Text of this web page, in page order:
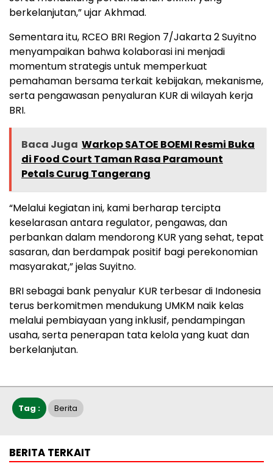
berkelanjutan,” ujar Akhmad.
Sementara itu, RCEO BRI Region 7/Jakarta 2 Suyitno
menyampaikan bahwa kolaborasi ini menjadi
momentum strategis untuk memperkuat
pemahaman bersama terkait kebijakan, mekanisme,
serta pengawasan penyaluran KUR di wilayah kerja
BRI.
Baca Juga Warkop SATOE BOEMI Resmi Buka
di Food Court Taman Rasa Paramount
Petals Curug Tangerang
“Melalui kegiatan ini, kami berharap tercipta
keselarasan antara regulator, pengawas, dan
perbankan dalam mendorong KUR yang sehat, tepat
sasaran, dan berdampak positif bagi perekonomian
masyarakat,” jelas Suyitno.
BRI sebagai bank penyalur KUR terbesar di Indonesia
terus berkomitmen mendukung UMKM naik kelas
melalui pembiayaan yang inklusif, pendampingan
usaha, serta penerapan tata kelola yang kuat dan
berkelanjutan.
Tag : Berita
BERITA TERKAIT